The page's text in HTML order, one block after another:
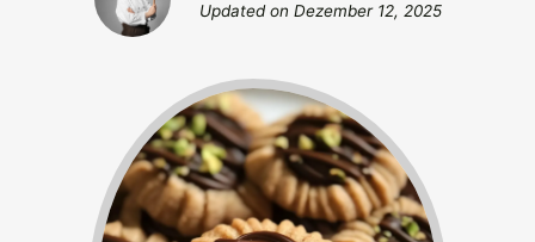
Updated on Dezember 12, 2025